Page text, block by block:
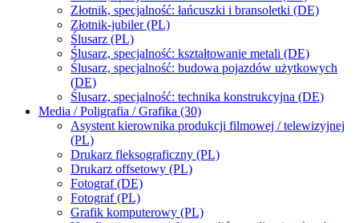
Złotnik, specjalność: łańcuszki i bransoletki (DE)
Złotnik-jubiler (PL)
Ślusarz (PL)
Ślusarz, specjalność: kształtowanie metali (DE)
Ślusarz, specjalność: budowa pojazdów użytkowych
(DE)
Ślusarz, specjalność: technika konstrukcyjna (DE)
Media / Poligrafia / Grafika (30)
Asystent kierownika produkcji filmowej / telewizyjnej
(PL)
Drukarz fleksograficzny (PL)
Drukarz offsetowy (PL)
Fotograf (DE)
Fotograf (PL)
Grafik komputerowy (PL)